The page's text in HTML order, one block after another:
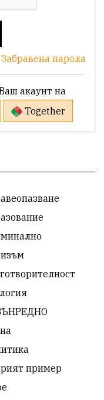
Забравена парола
акаунт на
Together
пример